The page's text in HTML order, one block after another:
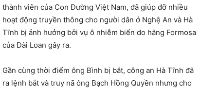
thành viên của Con Đường Việt Nam, đã giúp đỡ nhiều
hoạt động truyền thông cho người dân ở Nghệ An và Hà
Tĩnh bị ảnh hưởng bởi vụ ô nhiễm biển do hãng Formosa
của Đài Loan gây ra.
Gần cùng thời điểm ông Bình bị bắt, công an Hà Tĩnh đã
ra lệnh bắt và truy nã ông Bạch Hồng Quyền nhưng cho